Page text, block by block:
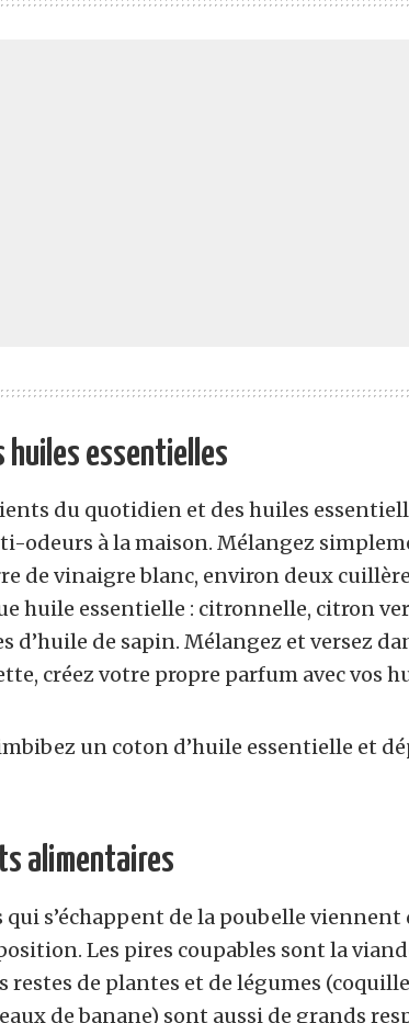
huiles essentielles
du quotidien et des huiles
odeurs à la maison. Mélangez
de vinaigre blanc, environ deux
huile essentielle : citronnelle, citron
d’huile de sapin. Mélangez et versez
créez votre propre parfum avec vos
un coton d’huile essentielle et
alimentaires
s’échappent de la poubelle viennent
Les pires coupables sont la
restes de plantes et de légumes
de banane) sont aussi de grands